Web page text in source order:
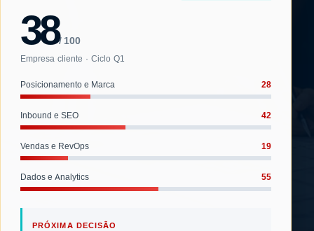
38/ 100
Empresa cliente · Ciclo Q1
Posicionamento e Marca 28
Inbound e SEO 42
Vendas e RevOps 19
Dados e Analytics 55
PRÓXIMA DECISÃO